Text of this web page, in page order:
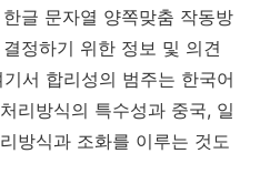
글 문자열 양쪽맞춤 작동방
정하기 위한 정보 및 의견
서 합리성의 범주는 한국어
리방식의 특수성과 중국, 일
방식과 조화를 이루는 것도